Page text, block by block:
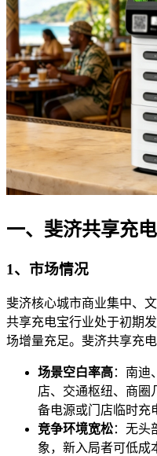
一、斐济共享充
1、市场情况
斐济核心城市商业集中、
共享充电宝行业处于初期
场增量充足。斐济共享充
场景空白率高：南迪
店、交通枢纽、商圈
备电源或门店临时充
竞争环境宽松：无头
象，新入局者可低成